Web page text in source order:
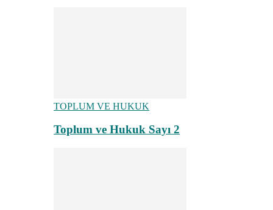
TOPLUM VE HUKUK
Toplum ve Hukuk Sayı 2